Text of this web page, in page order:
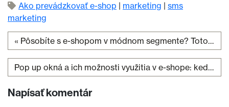
Ako prevádzkovať e-shop | marketing | sms
marketing
Navigácia v článku
« Pôsobíte s e-shopom v módnom segmente? Toto sú 3 tipy, ako znížiť vratkovosť tovaru
Pop up okná a ich možnosti využitia v e-shope: kedy sú užitočné a kedy otravné?
Napísať komentár